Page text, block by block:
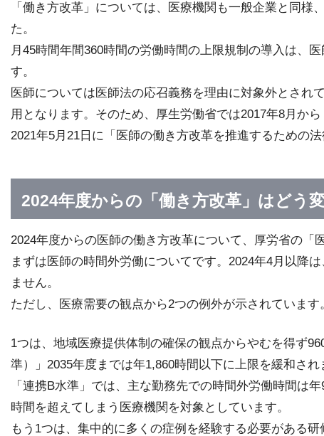
「働き方改革」については、医療機関も一般企業と同
た。
月45時間年間360時間の労働時間の上限規制の導入は、
す。
医師については医師法の応召義務を理由に対象外とされ
用となります。そのため、厚生労働省では2017年8月か
2021年5月21日に「医師の働き方改革を推進するための法
2024年度からの「働き方改革」はどう
2024年度からの医師の働き方改革について、厚労省の
まずは医師の時間外労働についてです。2024年4月以降
ません。
ただし、医療需要の観点から2つの例外が示されています
1つは、地域医療提供体制の確保の観点からやむを得ず
準）」2035年度までは年1,860時間以下に上限を緩和され
「連携B水準」では、主な勤務先での時間外労働時間は
時間を超えてしまう医療機関を対象としています。
もう1つは、集中的に多くの症例を経験する必要がある